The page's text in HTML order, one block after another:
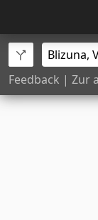
Feedback | Zur